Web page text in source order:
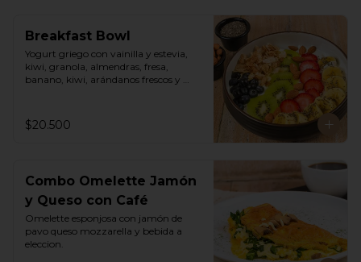
Breakfast Bowl
Yogurt griego con vainilla y estevia,
kiwi, granola, almendras, fresa,
banano, kiwi, arándanos frescos y
$20.500
Combo Omelette Jamón
y Queso con Café
Omelette esponjosa con jamón de
pavo queso mozzarella y bebida a
eleccion.